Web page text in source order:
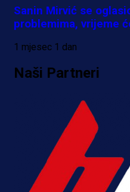
Sanin Mirvić se
problemima, vrijeme
1 mjesec 1 dan
Naši Partneri